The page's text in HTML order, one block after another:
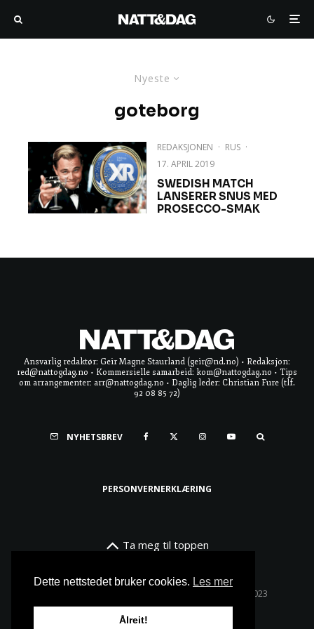
Nyeste
goteborg
REDAKSJONEN · RUS ·
17. APRIL 2019
SWEDISH MATCH
LANSERER SNUS MED
PROSECCO-SMAK
Ansvarlig redaktør: Geir Magne Staurland (geir@nd.no) • Redaksjon:
red@nattogdag.no • Kommersielle samarbeid: kom@nattogdag.no • Tips
om arrangementer: arr@nattogdag.no • Daglig leder: Christian Fure (tlf.
92 08 85 72)
NYHETSBREV
PERSONVERNERKLÆRING
Ta meg til toppen
Alle rettigheter reservert • Copyright © Natt & Dag 2023
Dette nettstedet bruker cookies. Les mer
Ålreit!